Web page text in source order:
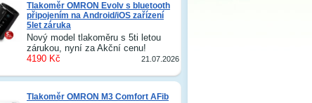
Tlakoměr OMRON Evolv s bluetooth
připojením na Android/iOS zařízení
5let záruka
Nový model tlakoměru s 5ti letou
zárukou, nyní za Akční cenu!
4190 Kč
21.07.2026
Tlakoměr OMRON M3 Comfort AFib